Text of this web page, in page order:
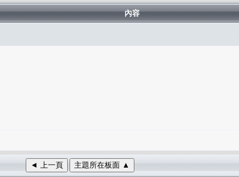
內容
◄ 上一頁 主題所在板面 ▲